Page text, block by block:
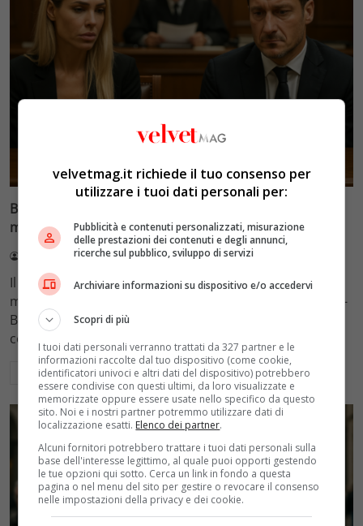
Blasi vs Totti: il giudice riduce l’assegno di
mantenimento a 10.900 euro
Redazione VelvetMAG 4 Agosto 2026
Il Tribunale di Roma ha fissato l'assegno di
mantenimento figli a 10.900 euro mensili nel caso Totti-
Blasi, respingendo la richiesta di 20mila euro della
conduttrice.
Leggi di più
velvetmag.it richiede il tuo consenso per
utilizzare i tuoi dati personali per:
Pubblicità e contenuti personalizzati, misurazione
delle prestazioni dei contenuti e degli annunci,
ricerche sul pubblico, sviluppo di servizi
Archiviare informazioni su dispositivo e/o accedervi
Scopri di più
I tuoi dati personali verranno trattati da 327 partner e le
informazioni raccolte dal tuo dispositivo (come cookie,
identificatori univoci e altri dati del dispositivo) potrebbero
essere condivise con questi ultimi, da loro visualizzate e
memorizzate oppure essere usate nello specifico da questo
sito. Noi e i nostri partner potremmo utilizzare dati di
localizzazione esatti. Elenco dei partner.
Alcuni fornitori potrebbero trattare i tuoi dati personali sulla
base dell'interesse legittimo, al quale puoi opporti gestendo
le tue opzioni qui sotto. Cerca un link in fondo a questa
pagina o nel menu del sito per gestire o revocare il consenso
nelle impostazioni della privacy e dei cookie.